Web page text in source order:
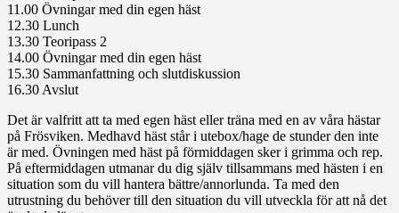
11.00 Övningar med din egen häst
12.30 Lunch
13.30 Teoripass 2
14.00 Övningar med din egen häst
15.30 Sammanfattning och slutdiskussion
16.30 Avslut
Det är valfritt att ta med egen häst eller träna med en av våra hästar
på Frösviken. Medhavd häst står i utebox/hage de stunder den inte
är med. Övningen med häst på förmiddagen sker i grimma och rep.
På eftermiddagen utmanar du dig själv tillsammans med hästen i en
situation som du vill hantera bättre/annorlunda. Ta med den
utrustning du behöver till den situation du vill utveckla för att nå det